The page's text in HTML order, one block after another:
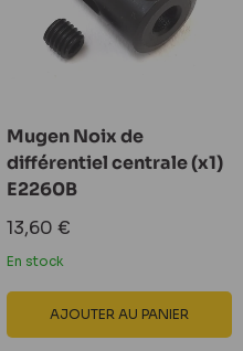
Mugen Noix de
différentiel centrale (x1)
E2260B
Prix
réduit
13,60 €
En stock
AJOUTER AU PANIER